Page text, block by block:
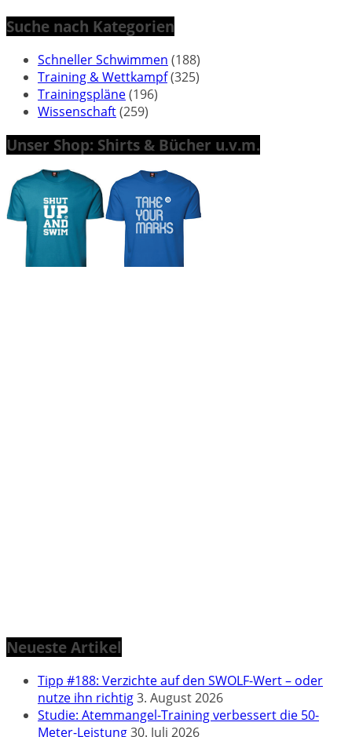
Suche nach Kategorien
Schneller Schwimmen (188)
Training & Wettkampf(325)
Trainingspläne(196)
Wissenschaft(259)
Unser Shop: Shirts & Bücher u.v.m.
Neueste Artikel
Tipp #188: Verzichte auf den SWOLF-Wert – oder
nutze ihn richtig3. August 2026
Studie: Atemmangel-Training verbessert die 50-
Meter-Leistung30. Juli 2026